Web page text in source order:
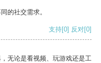
的社交需求。
支持[0] 反对[0]
无论是看视频、玩游戏还是工